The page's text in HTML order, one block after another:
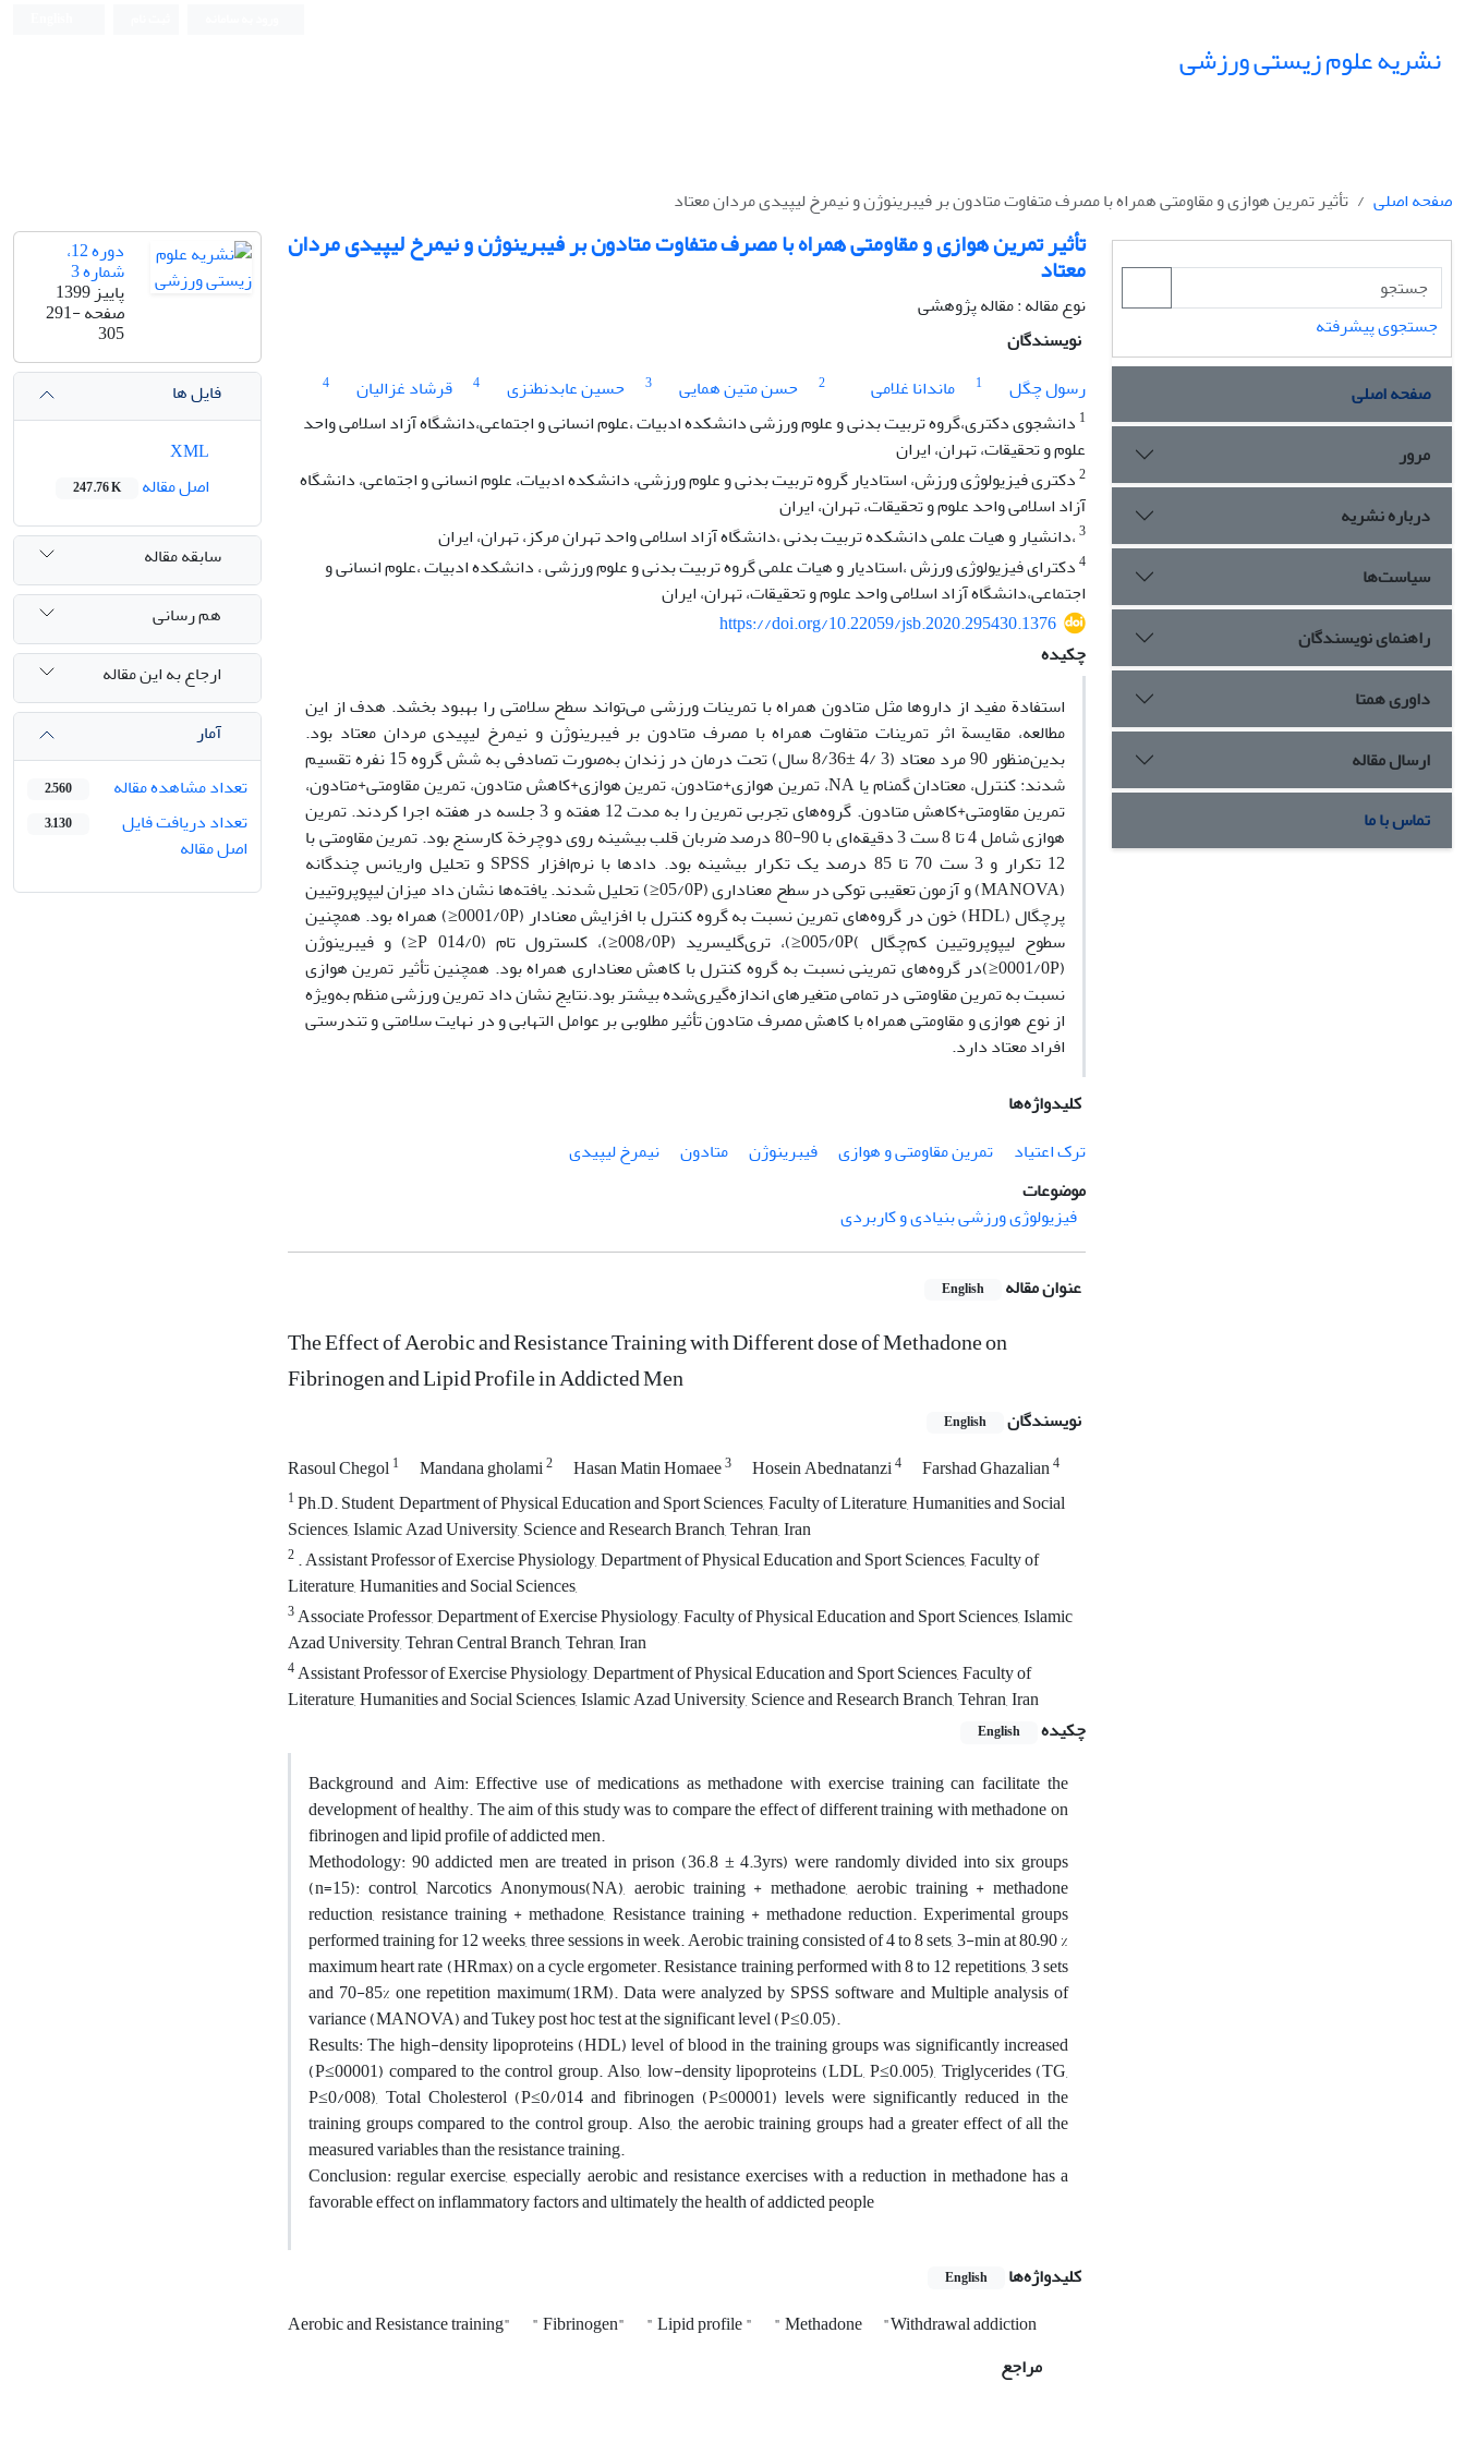
نشریه علوم زیستی ورزشی
صفحه اصلی تأثیر تمرین هوازی و مقاومتی همراه با مصرف متفاوت متادون بر فیبرینوژن و نیمرخ لیپیدی مردان معتاد
تأثیر تمرین هوازی و مقاومتی همراه با مصرف متفاوت متادون بر فیبرینوژن و نیمرخ لیپیدی مردان
معتاد
نوع مقاله : مقاله پژوهشی
نویسندگان
رسول چگل
1 ماندانا غلامی 2 حسن متین همایی 3 حسین عابدنطنزی 4 قرشاد غزالیان
4
1 دانشجوی دکتری،گروه تربیت بدنی و علوم ورزشی دانشکده ادبیات ،علوم انسانی و اجتماعی،دانشگاه آزاد اسلامی واحد
علوم و تحقیقات، تهران، ایران
2دکتری فیزیولوژی ورزش، استادیار گروه تربیت بدنی و علوم ورزشی، دانشکده ادبیات، علوم انسانی و اجتماعی، دانشگاه
آزاد اسلامی واحد علوم و تحقیقات، تهران، ایران
3،دانشیار و هیات علمی دانشکده تربیت بدنی ،دانشگاه آزاد اسلامی واحد تهران مرکز، تهران، ایران
4دکترای فیزیولوژی ورزش ،استادیار و هیات علمی گروه تربیت بدنی و علوم ورزشی ، دانشکده ادبیات ،علوم انسانی و
اجتماعی،دانشگاه آزاد اسلامی واحد علوم و تحقیقات، تهران، ایران
https://doi.org/10.22059/jsb.2020.295430.1376
چکیده
استفادة مفید از داروها مثل متادون همراه با تمرینات ورزشی می‌تواند سطح سلامتی را بهبود بخشد. هدف از این
مطالعه، مقایسة اثر تمرینات متفاوت همراه با مصرف متادون بر فیبرینوژن و نیمرخ لیپیدی مردان معتاد بود.
بدین‌منظور 90 مرد معتاد (3 /4 ±8/36 سال) تحت درمان در زندان به‌صورت تصادفی به شش گروه 15 نفره تقسیم
شدند: کنترل، معتادان گمنام یا NA، تمرین هوازی+متادون، تمرین هوازی+کاهش متادون، تمرین مقاومتی+متادون،
تمرین مقاومتی+کاهش متادون. گروه‌های تجربی تمرین را به مدت 12 هفته و 3 جلسه در هفته اجرا کردند. تمرین
هوازی شامل 4 تا 8 ست 3 دقیقه‌ای با 90-80 درصد ضربان قلب بیشینه روی دوچرخة کارسنج بود. تمرین مقاومتی با
12 تکرار و 3 ست 70 تا 85 درصد یک تکرار بیشینه بود. دادها با نرم‌افزار SPSS و تحلیل واریانس چندگانه
(MANOVA) و آزمون تعقیبی توکی در سطح معنا‌داری (05/0P≤) تحلیل شدند. یافته‌ها نشان داد میزان لیپوپروتیین
پرچگال (HDL) خون در گروه‌های تمرین نسبت به گروه کنترل با افزایش معنا‌دار (0001/0P≤) همراه بود. همچنین
سطوح لیپوپروتیین کم‌چگال )005/0P≤)، تری‌گلیسرید (008/0P≤)، کلسترول تام (014/0 P≤) و فیبرینوژن
(0001/0P≤)در گروه‌های تمرینی نسبت به گروه کنترل با کاهش معنا‌داری همراه بود. همچنین تأثیر تمرین هوازی
نسبت به تمرین مقاومتی در تمامی متغیرهای اندازه‌گیری‌شده بیشتر بود.نتایج نشان داد تمرین ورزشی منظم به‌ویژه
از نوع هوازی و مقاومتی همراه با کاهش مصرف متادون تأثیر مطلوبی بر عوامل التهابی و در نهایت سلامتی و تندرستی
افراد معتاد دارد.
کلیدواژه‌ها
ترک اعتیاد
تمرین مقاومتی و هوازی فیبرینوژن متادون
نیمرخ لیپیدی
موضوعات
فیزیولوژی ورزشی بنیادی و کاربردی
عنوان مقاله English
The Effect of Aerobic and Resistance Training with Different dose of Methadone on
Fibrinogen and Lipid Profile in Addicted Men
نویسندگان English
Rasoul Chegol1 Mandana gholami2 Hasan Matin Homaee3 Hosein Abednatanzi4 Farshad Ghazalian4
1Ph.D. Student, Department of Physical Education and Sport Sciences, Faculty of Literature, Humanities and Social
Sciences, Islamic Azad University, Science and Research Branch, Tehran, Iran
2. Assistant Professor of Exercise Physiology, Department of Physical Education and Sport Sciences, Faculty of
Literature, Humanities and Social Sciences,
3Associate Professor, Department of Exercise Physiology, Faculty of Physical Education and Sport Sciences, Islamic
Azad University, Tehran Central Branch, Tehran, Iran
4Assistant Professor of Exercise Physiology, Department of Physical Education and Sport Sciences, Faculty of
Literature, Humanities and Social Sciences, Islamic Azad University, Science and Research Branch, Tehran, Iran
چکیده
English
Background and Aim: Effective use of medications as methadone with exercise training can facilitate the
development of healthy. The aim of this study was to compare the effect of different training with methadone on
fibrinogen and lipid profile of addicted men.
Methodology: 90 addicted men are treated in prison (36.8 ± 4.3yrs) were randomly divided into six groups
(n=15): control, Narcotics Anonymous(NA), aerobic training + methadone, aerobic training + methadone
reduction, resistance training + methadone, Resistance training + methadone reduction. Experimental groups
performed training for 12 weeks, three sessions in week. Aerobic training consisted of 4 to 8 sets, 3-min at 80–90 %
maximum heart rate (HRmax) on a cycle ergometer. Resistance training performed with 8 to 12 repetitions, 3 sets
and 70-85% one repetition maximum(1RM). Data were analyzed by SPSS software and Multiple analysis of
variance (MANOVA) and Tukey post hoc test at the significant level (P≤0.05).
Results: The high-density lipoproteins (HDL) level of blood in the training groups was significantly increased
(P≤00001) compared to the control group. Also, low-density lipoproteins (LDL, P≤0.005), Triglycerides (TG,
P≤0/008), Total Cholesterol (P≤0/014 and fibrinogen (P≤00001) levels were significantly reduced in the
training groups compared to the control group. Also, the aerobic training groups had a greater effect of all the
measured variables than the resistance training.
Conclusion: regular exercise, especially aerobic and resistance exercises with a reduction in methadone has a
favorable effect on inflammatory factors and ultimately the health of addicted people
کلیدواژه‌ها English
Aerobic and Resistance training" " Fibrinogen" " Lipid profile " " Methadone
"Withdrawal addiction
مراجع
دوره 12،
شماره 3
پاییز 1399
صفحه291-
305
فایل ها
اصل مقاله
247.76 K
سابقه مقاله
هم رسانی
ارجاع به این مقاله
آمار
تعداد مشاهده مقاله
2,560
تعداد دریافت فایل
اصل مقاله
3,130
جستجوی پیشرفته
صفحه اصلی
مرور
درباره نشریه
سیاست‌ها
راهنمای نویسندگان
داوری همتا
ارسال مقاله
تماس با ما